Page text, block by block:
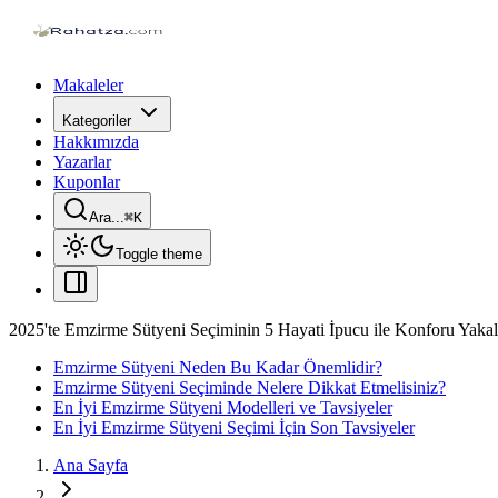
Makaleler
Kategoriler
Hakkımızda
Yazarlar
Kuponlar
Ara...⌘K
Toggle theme
2025'te Emzirme Sütyeni Seçiminin 5 Hayati İpucu ile Konforu
Emzirme Sütyeni Neden Bu Kadar Önemlidir?
Emzirme Sütyeni Seçiminde Nelere Dikkat Etmelisiniz?
En İyi Emzirme Sütyeni Modelleri ve Tavsiyeler
En İyi Emzirme Sütyeni Seçimi İçin Son Tavsiyeler
Ana Sayfa